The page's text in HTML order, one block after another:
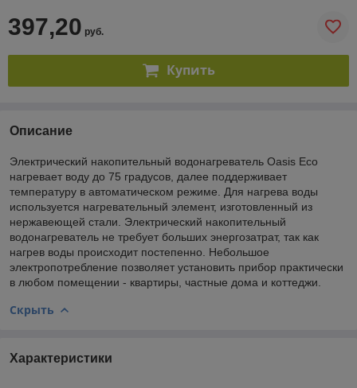
397,20 руб.
Купить
Описание
Электрический накопительный водонагреватель Oasis Eco
нагревает воду до 75 градусов, далее поддерживает
температуру в автоматическом режиме. Для нагрева воды
используется нагревательный элемент, изготовленный из
нержавеющей стали. Электрический накопительный
водонагреватель не требует больших энергозатрат, так как
нагрев воды происходит постепенно. Небольшое
электропотребление позволяет установить прибор практически
в любом помещении - квартиры, частные дома и коттеджи.
Скрыть
Характеристики